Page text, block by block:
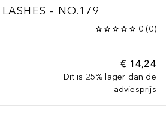
- NO.179
0 (0)
€ 14,24
Dit is 25% lager dan de
adviesprijs